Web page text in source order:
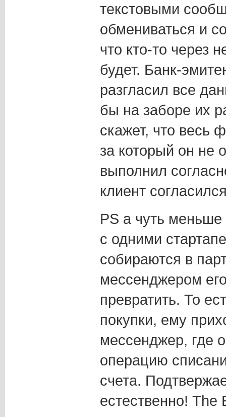
текстовыми
обмениваться и
что кто-то через
будет. Банк-
разгласил все
бы на заборе их
скажет, что весь
за который он не
выполнил
клиент
PS а чуть меньше
с одними
собираются в
мессенджером
превратить. То
покупки, ему
мессенджер, где
операцию
счета.
естественно! The